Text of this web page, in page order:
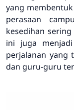
yang
perasaan
kesedihan
ini juga
perjalanan yang
dan guru-guru